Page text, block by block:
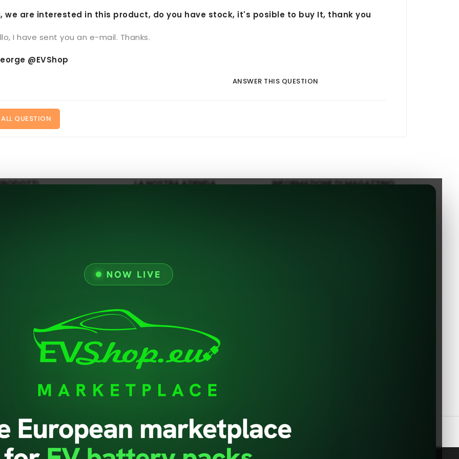
we are interested in this product, do you have stock, it's posible to buy It, thank you
I have sent you an e-mail. Thanks.
@EVShop
ANSWER THIS QUESTION
ALL QUESTION
LA NOSTRA AZIENDA
Chi Siamo
Pagamento Sicuro
Supporto
Contattaci
INFORMAZIONE DI MAGAZZINO
© 2026 - evshop.eu Tutti i diritti riservati.